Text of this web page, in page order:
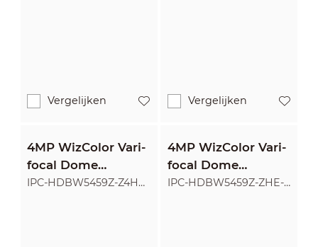
Vergelijken Vergelijken
4MP WizColor Vari-
focal Dome
WizMind Network
IPC-HDBW5459Z-Z4HE-
4MP WizColor Vari-
focal Dome
WizMind Network
IPC-HDBW5459Z-ZHE-